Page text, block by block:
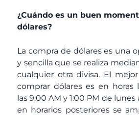
¿Cuándo es un buen
dólares?
La compra de dólares es una
y sencilla que se realiza
cualquier otra divisa. El
comprar dólares es en horas
las 9:00 AM y 1:00 PM de
en horarios posteriores se